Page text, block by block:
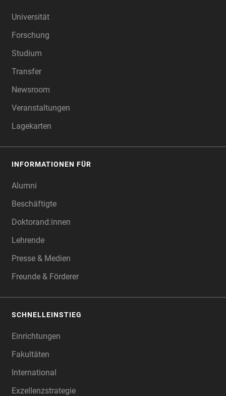
Universität
Forschung
Studium
Transfer
Newsroom
Veranstaltungen
Lagekarten
INFORMATIONEN FÜR
Alumni
Beschäftigte
Doktorand:innen
Lehrende
Presse & Medien
Freunde & Förderer
SCHNELLEINSTIEG
Einrichtungen
Fakultäten
International
Exzellenzstrategie